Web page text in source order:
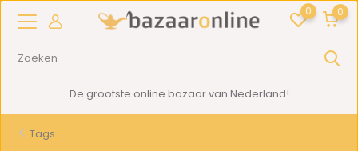
0 0
De grootste online bazaar van Nederland!
Tags